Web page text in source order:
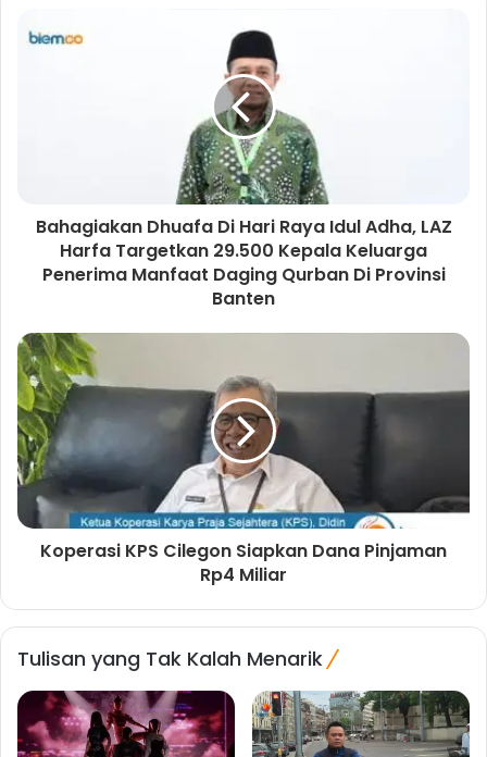
i
t
e
Bahagiakan Dhuafa Di Hari Raya Idul Adha, LAZ
Harfa Targetkan 29.500 Kepala Keluarga
Penerima Manfaat Daging Qurban Di Provinsi
Banten
Koperasi KPS Cilegon Siapkan Dana Pinjaman
Rp4 Miliar
Tulisan yang Tak Kalah Menarik